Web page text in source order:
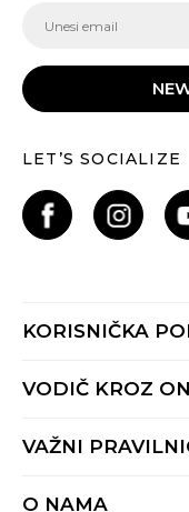
LET’S SOCIALIZE
KORISNIČKA
Provjeri status
Radno vrijeme 9-16h
VODIČ KROZ
Načini isporuke
Reklamacije
VAŽNI
O NAMA